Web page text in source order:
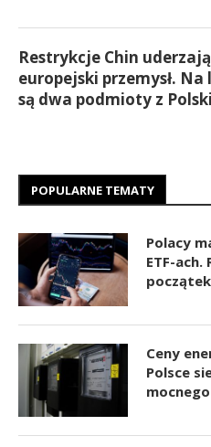
Restrykcje Chin
europejski przemysł. Na
są dwa podmioty z Polski
POPULARNE TEMATY
Polacy
ETF-
Ceny
Polsce